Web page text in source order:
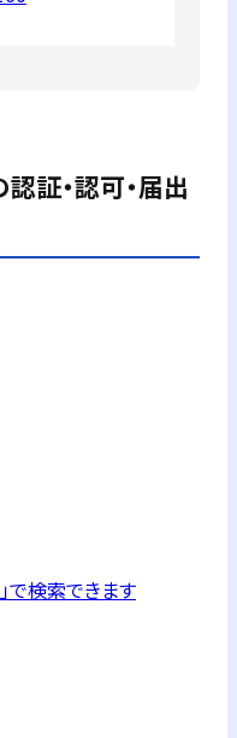
認証・認可・届出
検索できます